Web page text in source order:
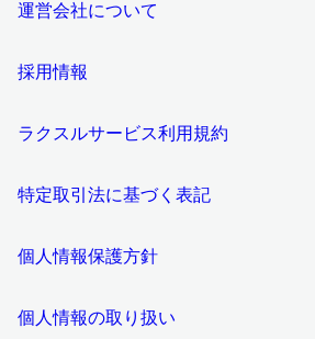
運営会社について
採用情報
ラクスルサービス利用規約
特定取引法に基づく表記
個人情報保護方針
個人情報の取り扱い